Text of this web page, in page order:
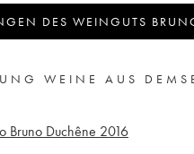
DES WEINGUTS
WEINE AUS
Bruno Duchêne 2016